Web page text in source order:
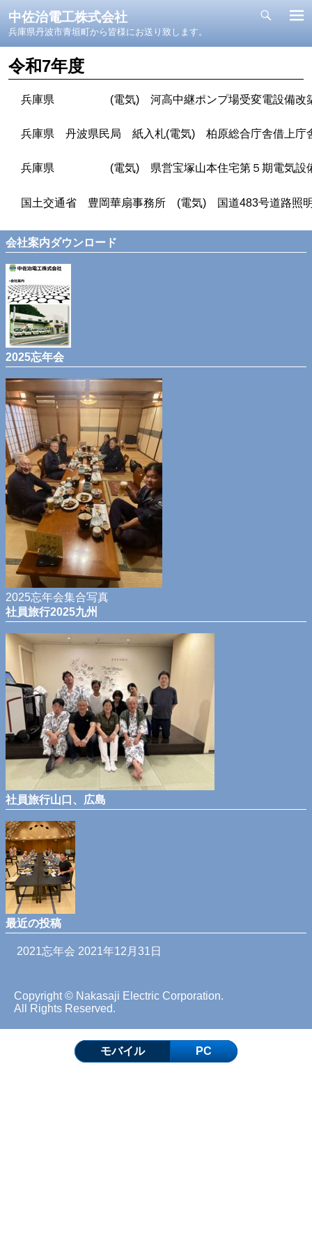
中佐治電工株式会社
兵庫県丹波市青垣町から皆様にお送り致します。
令和7年度
兵庫県 (電気) 河高中継ポンプ場受変電設備改
兵庫県 丹波県民局 紙入札(電気) 柏原総合庁舎借上庁
兵庫県 (電気) 県営宝塚山本住宅第５期電気設
国土交通省 豊岡華扇事務所 (電気) 国道483号道路照
会社案内ダウンロード
2025忘年会
2025忘年会集合写真
社員旅行2025九州
社員旅行山口、広島
最近の投稿
2021忘年会 2021年12月31日
Copyright © Nakasaji Electric Corporation.
All Rights Reserved.
モバイル PC